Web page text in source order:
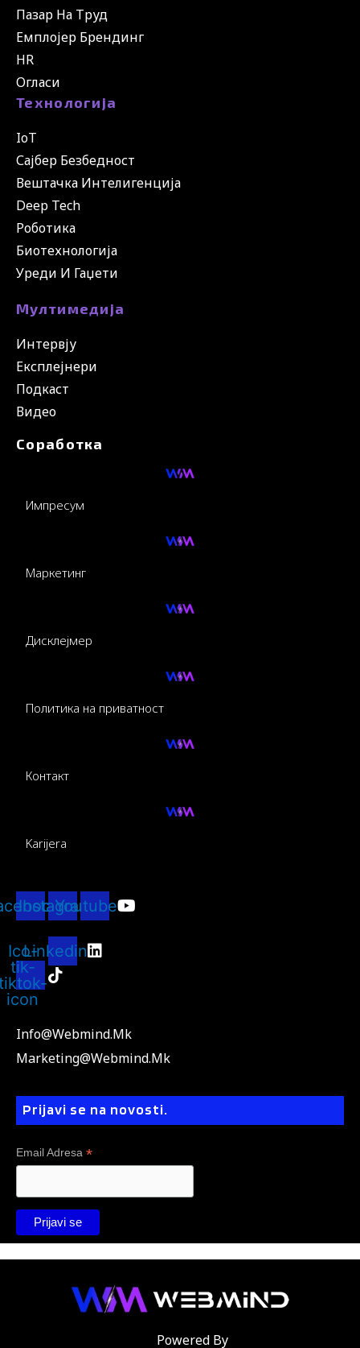
Пазар На Труд
Емплојер Брендинг
HR
Огласи
Технологија
IoT
Сајбер Безбедност
Вештачка Интелигенција
Deep Tech
Роботика
Биотехнологија
Уреди И Гаџети
Мултимедија
Интервју
Експлејнери
Подкаст
Видео
Соработка
Импресум
Маркетинг
Дисклејмер
Политика на приватност
Контакт
Karijera
Instagram
Youtube
Ico-
tik-
icon
Linkedin
Info@webmind.mk
Marketing@webmind.mk
Prijavi se na novosti.
Email Adresa *
Powered By